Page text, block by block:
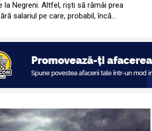
la Negreni. Altfel, riști să rămâi prea
salariul pe care, probabil, încă…